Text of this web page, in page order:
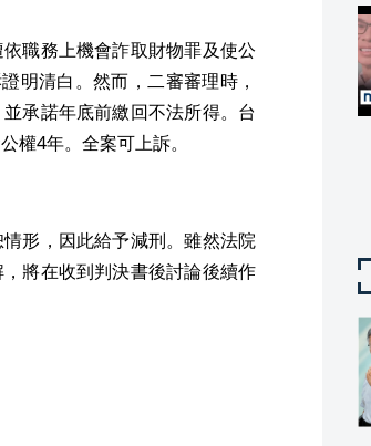
職務上機會詐取財物罪及使公
明清白。然而，二審審理時，
承諾年底前繳回不法所得。台
權4年。全案可上訴。
形，因此給予減刑。雖然法院
將在收到判決書後討論後續作